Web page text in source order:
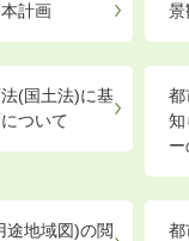
計画 景
(国土法)に基
ついて
都
知
途地域図)の閲
都